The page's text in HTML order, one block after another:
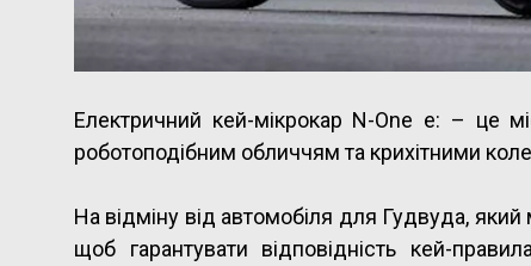
Електричний кей-мікрокар N-One e: – це
роботоподібним обличчям та крихітними
На відміну від автомобіля для Гудвуда,
щоб гарантувати відповідність кей-